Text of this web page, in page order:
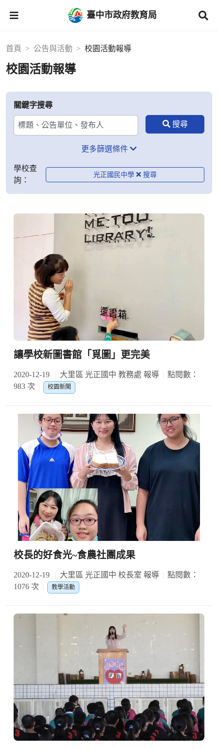
臺中市政府教育局
首頁 公告與活動 校園活動報導
校園活動報導
關鍵字搜尋
更多篩選條件
學校查
詢：
光正國民中學
讓學校新圖書館「覓圖」更完美
2020-12-19 大里區 光正國中 教務處 報導
點閱數：
983 次
校園新聞
校長的好食光~食農社團成果
2020-12-19 大里區 光正國中 校長室 報導
點閱數：
1076 次
教學活動